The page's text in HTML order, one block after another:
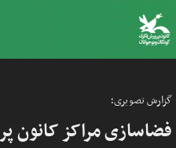
گزارش تصویری؛
فضاسازی مراکز کانون